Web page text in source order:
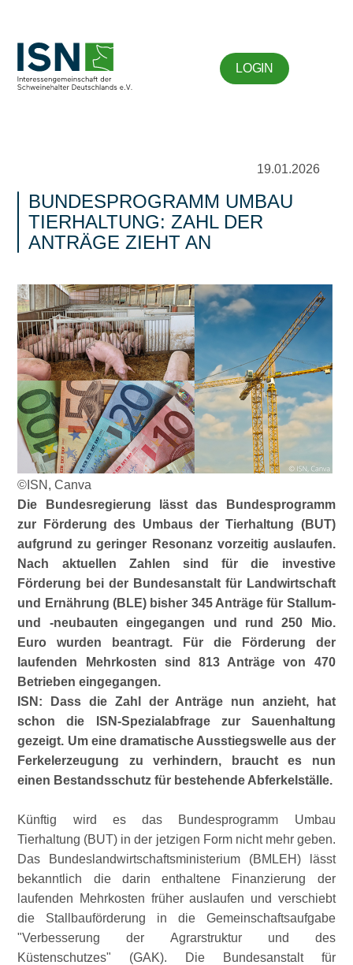
LOGIN
19.01.2026
BUNDESPROGRAMM UMBAU
TIERHALTUNG: ZAHL DER
ANTRÄGE ZIEHT AN
©ISN, Canva
Die Bundesregierung lässt das Bundesprogramm
zur Förderung des Umbaus der Tierhaltung (BUT)
aufgrund zu geringer Resonanz vorzeitig auslaufen.
Nach aktuellen Zahlen sind für die investive
Förderung bei der Bundesanstalt für Landwirtschaft
und Ernährung (BLE) bisher 345 Anträge für Stallum-
und -neubauten eingegangen und rund 250 Mio.
Euro wurden beantragt. Für die Förderung der
laufenden Mehrkosten sind 813 Anträge von 470
Betrieben eingegangen.
ISN: Dass die Zahl der Anträge nun anzieht, hat
schon die ISN-Spezialabfrage zur Sauenhaltung
gezeigt. Um eine dramatische Ausstiegswelle aus der
Ferkelerzeugung zu verhindern, braucht es nun
einen Bestandsschutz für bestehende Abferkelställe.
Künftig wird es das Bundesprogramm Umbau
Tierhaltung (BUT) in der jetzigen Form nicht mehr geben.
Das Bundeslandwirtschaftsministerium (BMLEH) lässt
bekanntlich die darin enthaltene Finanzierung der
laufenden Mehrkosten früher auslaufen und verschiebt
die Stallbauförderung in die Gemeinschaftsaufgabe
Verbesserung der Agrarstruktur und des
Küstenschutzes
(GAK). Die Bundesanstalt für